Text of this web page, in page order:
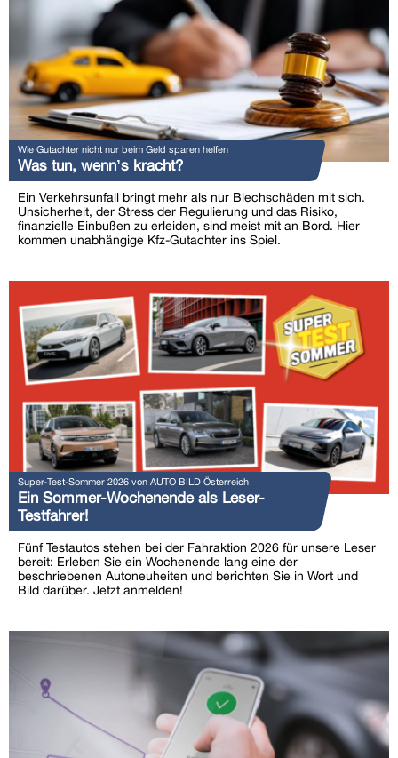
Wie Gutachter nicht nur beim Geld sparen helfen
Was tun, wenn’s kracht?
Ein Verkehrsunfall bringt mehr als nur Blechschäden mit sich.
Unsicherheit, der Stress der Regulierung und das Risiko,
finanzielle Einbußen zu erleiden, sind meist mit an Bord. Hier
kommen unabhängige Kfz-Gutachter ins Spiel.
Super-Test-Sommer 2026 von AUTO BILD Österreich
Ein Sommer-Wochenende als Leser-
Testfahrer!
Fünf Testautos stehen bei der Fahraktion 2026 für unsere Leser
bereit: Erleben Sie ein Wochenende lang eine der
beschriebenen Autoneuheiten und berichten Sie in Wort und
Bild darüber. Jetzt anmelden!